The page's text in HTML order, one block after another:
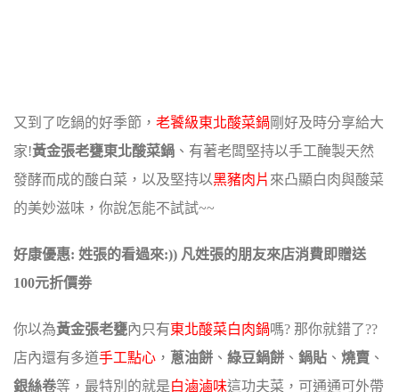
又到了吃鍋的好季節， 老饕級東北酸菜鍋 剛好及時分享給大
家!黃金張老甕東北酸菜鍋 、有著老闆堅持以手工醃製天然
發酵而成的酸白菜， 以及堅持以黑豬肉片 來凸顯白肉與酸菜
的美妙滋味，你說怎能不試試~~
好康優惠: 姓張的看過來:)) 凡姓張的朋友來店消費即贈送
100元折價劵
你以為黃金張老甕內只有東北酸菜白肉鍋嗎? 那你就錯了??
店內還有多道手工點心 ， 蔥油餅 、 綠豆鍋餅 、 鍋貼 、 燒賣 、
銀絲卷等， 最特別的就是白滷滷味這功夫菜，可通通可外帶